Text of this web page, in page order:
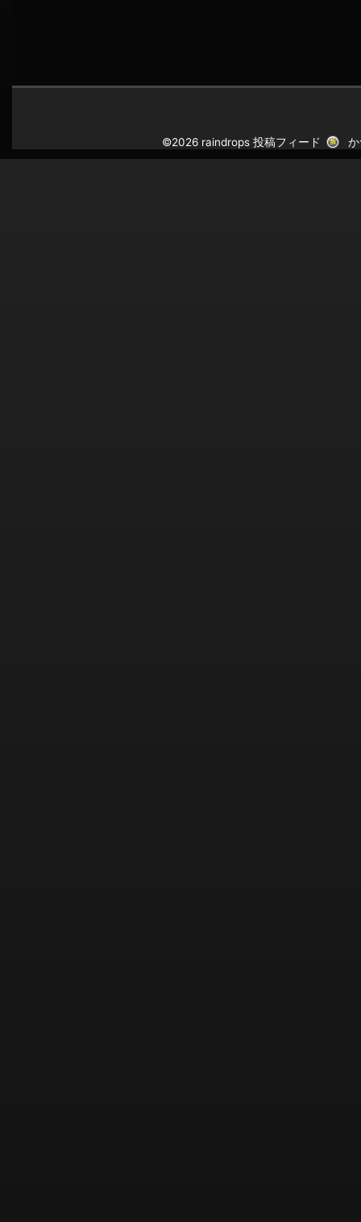
©2026 raindrops投稿フィード